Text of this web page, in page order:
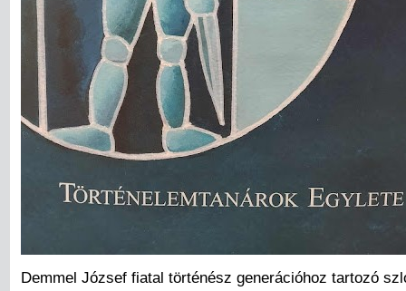
Demmel József fiatal történész generációhoz tartozó